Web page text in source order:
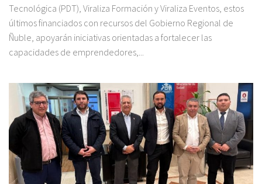
Tecnológica (PDT), Viraliza Formación y Viraliza Eventos, estos
últimos financiados con recursos del Gobierno Regional de
Ñuble, apoyarán iniciativas orientadas a fortalecer las
capacidades de emprendedores,...